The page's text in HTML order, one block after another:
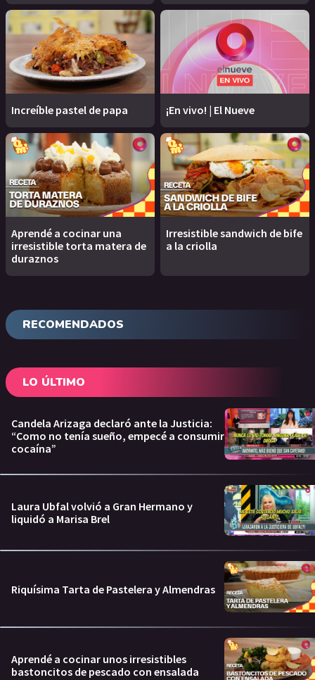
Increíble pastel de papa ¡En vivo! | El Nueve
Aprendé a cocinar una
irresistible torta matera de
duraznos
Irresistible sandwich de bife
a la criolla
RECOMENDADOS
LO ÚLTIMO
Candela Arizaga declaró ante la Justicia:
“Como no tenía sueño, empecé a consumir
cocaína”
Laura Ubfal volvió a Gran Hermano y
liquidó a Marisa Brel
Riquísima Tarta de Pastelera y Almendras
Aprendé a cocinar unos irresistibles
bastoncitos de pescado con ensalada